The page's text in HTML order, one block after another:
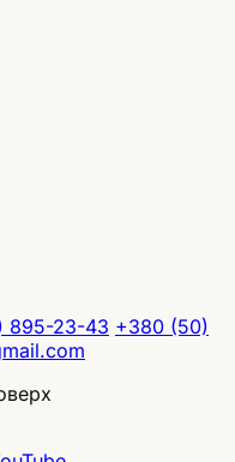
895-23-43 +380 (50)